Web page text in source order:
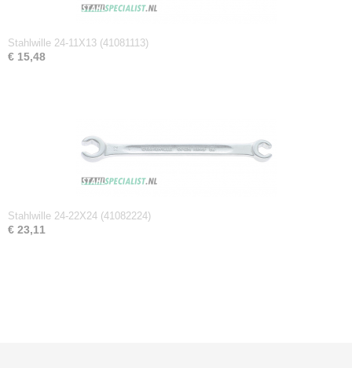
Stahlwille 24-11X13 (41081113)
€ 15,48
Stahlwille 24-22X24 (41082224)
€ 23,11